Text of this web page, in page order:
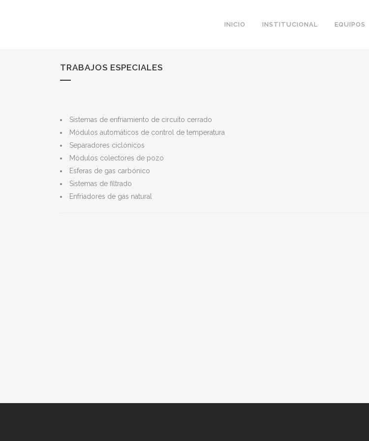
INICIO INSTITUCIONAL EQUIPOS
TRABAJOS ESPECIALES
Sistemas de enfriamiento de circuito cerrado
Módulos automáticos de control de temperatura
Separadores ciclónicos
Módulos colectores de pozo
Esferas de gas carbónico
Sistemas de filtrado
Enfriadores de gas natural